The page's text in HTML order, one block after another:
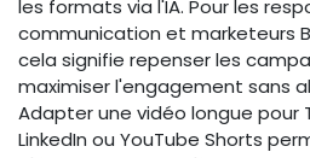
les formats via l'IA. Pour les
communication et marketeurs
cela signifie repenser les
maximiser l'engagement sans
Adapter une vidéo longue pour
LinkedIn ou YouTube Shorts